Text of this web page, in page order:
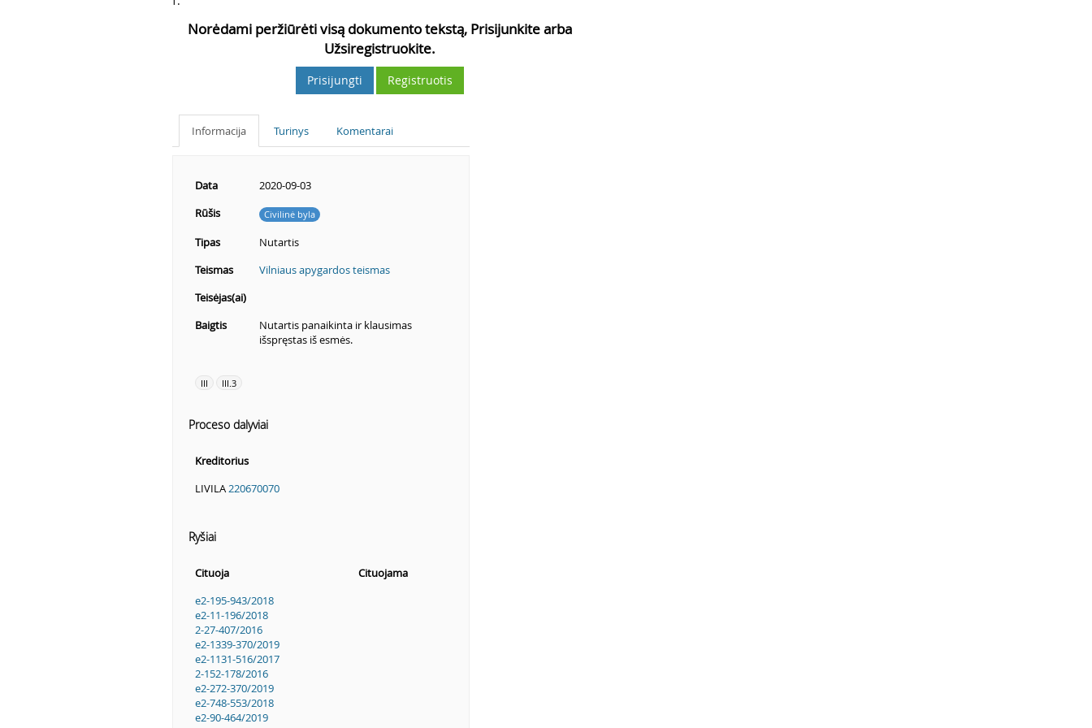
Norėdami peržiūrėti visą dokumento tekstą, Prisijunkite arba
Užsiregistruokite.
Prisijungti Registruotis
Informacija Turinys Komentarai
Data
2020-09-03
Rūšis
Civilinė byla
Tipas
Nutartis
Teismas
Vilniaus apygardos teismas
Teisėjas(ai)
Baigtis
Nutartis panaikinta ir klausimas
išspręstas iš esmės.
III III.3
Proceso dalyviai
Kreditorius
LIVILA 220670070
Ryšiai
Cituoja
Cituojama
e2-195-943/2018
e2-11-196/2018
2-27-407/2016
e2-1339-370/2019
e2-1131-516/2017
2-152-178/2016
e2-272-370/2019
e2-748-553/2018
e2-90-464/2019